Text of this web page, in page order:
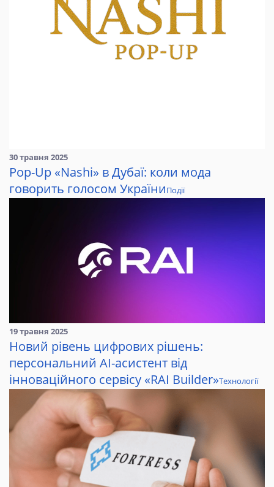
30 травня 2025
Pop-Up «Nashi» в Дубаї: коли мода
говорить голосом УкраїниПодії
19 травня 2025
Новий рівень цифрових рішень:
персональний AI-асистент від
інноваційного сервісу «RAI Builder»Технології